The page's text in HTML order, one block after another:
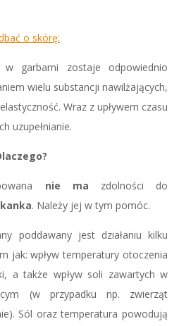
o skórę:
garbarni zostaje odpowiednio
wielu substancji nawilżających,
Wraz z upływem czasu
uzupełnianie.
nie ma zdolności do
. Należy jej w tym pomóc.
poddawany jest działaniu kilku
jak: wpływ temperatury otoczenia
a także wpływ soli zawartych w
(w przypadku np. zwierząt
Sól oraz temperatura powodują